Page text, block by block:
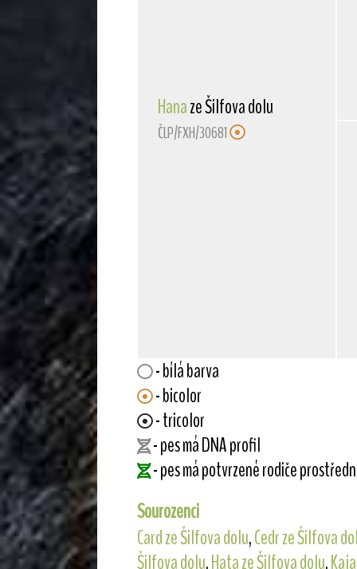
Hanaze Šilfova dolu
ČLP/FXH/30681
- bílá barva
- bicolor
- tricolor
- pes má DNA profil
- pes má potvrzené rodiče
Sourozenci
Card ze Šilfova dolu,Cedr ze Šilfova
Šilfova dolu,Hata ze Šilfova dolu,